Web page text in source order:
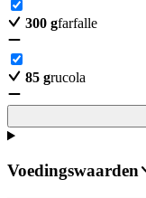
300 gfarfalle
85 grucola
Voedingswaarden